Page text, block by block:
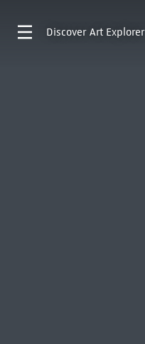
Discover Art Explorer